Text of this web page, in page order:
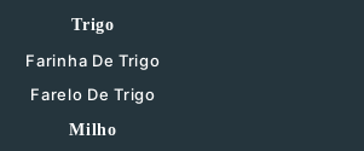
Trigo
Farinha De Trigo
Farelo De Trigo
Milho